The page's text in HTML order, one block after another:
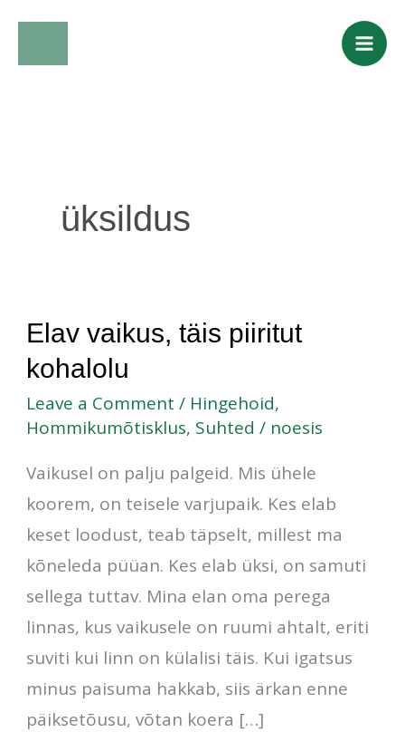
üksildus
Elav vaikus, täis piiritut
kohalolu
Leave a Comment / Hingehoid,
Hommikumõtisklus, Suhted / noesis
Vaikusel on palju palgeid. Mis ühele
koorem, on teisele varjupaik. Kes elab
keset loodust, teab täpselt, millest ma
kõneleda püüan. Kes elab üksi, on samuti
sellega tuttav. Mina elan oma perega
linnas, kus vaikusele on ruumi ahtalt, eriti
suviti kui linn on külalisi täis. Kui igatsus
minus paisuma hakkab, siis ärkan enne
päiksetõusu, võtan koera […]
Elav
vaikus,
piiritut